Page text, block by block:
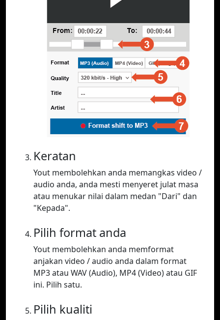
Keratan
Yout membolehkan anda memangkas video /
audio anda, anda mesti menyeret julat masa
atau menukar nilai dalam medan "Dari" dan
"Kepada".
Pilih format anda
Yout membolehkan anda memformat
anjakan video / audio anda dalam format
MP3 atau WAV (Audio), MP4 (Video) atau GIF
ini. Pilih satu.
Pilih kualiti